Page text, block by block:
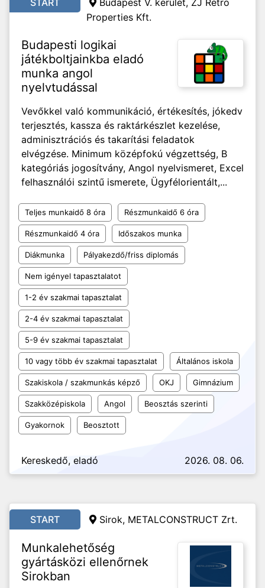
START
Budapest V. kerület, ZJ Retro
Properties Kft.
Budapesti logikai
játékboltjainkba eladó
munka angol
nyelvtudással
Vevőkkel való kommunikáció, értékesítés, jókedv
terjesztés, kassza és raktárkészlet kezelése,
adminisztrációs és takarítási feladatok
elvégzése. Minimum középfokú végzettség, B
kategóriás jogosítvány, Angol nyelvismeret, Excel
felhasználói szintű ismerete, Ügyfélorientált,...
Teljes munkaidő 8 óra Részmunkaidő 6 óra
Részmunkaidő 4 óra Időszakos munka
Diákmunka Pályakezdő/friss diplomás
Nem igényel tapasztalatot
1-2 év szakmai tapasztalat
2-4 év szakmai tapasztalat
5-9 év szakmai tapasztalat
10 vagy több év szakmai tapasztalat Általános iskola
Szakiskola / szakmunkás képző OKJ Gimnázium
Szakközépiskola Angol Beosztás szerinti
Gyakornok Beosztott
Kereskedő, eladó 2026. 08. 06.
START Sirok, METALCONSTRUCT Zrt.
Munkalehetőség
gyártásközi ellenőrnek
Sirokban